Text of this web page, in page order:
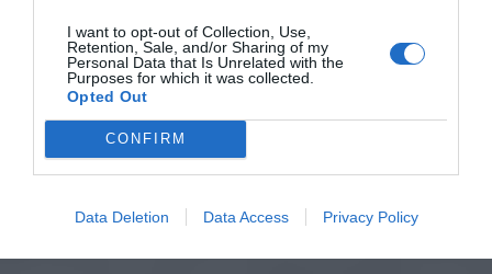
I want to opt-out of Collection, Use,
Retention, Sale, and/or Sharing of my
Personal Data that Is Unrelated with the
Purposes for which it was collected.
Opted Out
CONFIRM
Data Deletion Data Access Privacy Policy